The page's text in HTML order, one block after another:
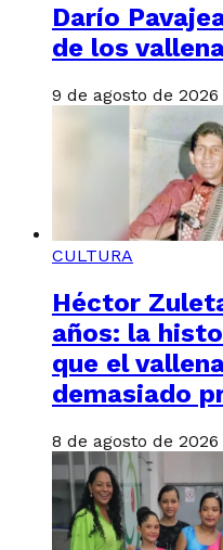
Darío
de los
9 de agosto de 2026
CULTURA
Héctor
años: la
que el
demasiado
8 de agosto de 2026